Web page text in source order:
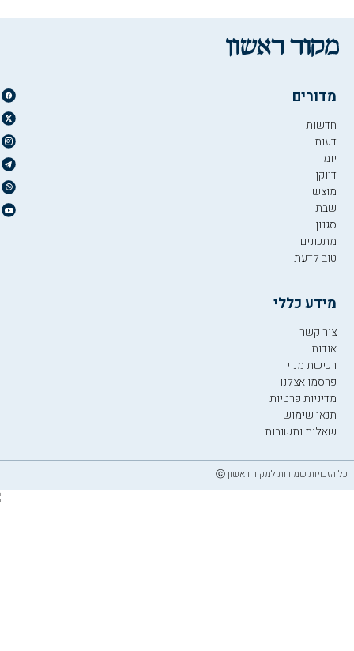
מדורים
חדשות
דעות
יומן
דיוקן
מוצש
שבת
סגנון
מתכונים
טוב לדעת
מידע כללי
צור קשר
אודות
רכישת מנוי
פרסמו אצלנו
מדיניות פרטיות
תנאי שימוש
שאלות ותשובות
כל הזכויות שמורות למקור ראשון ⓒ